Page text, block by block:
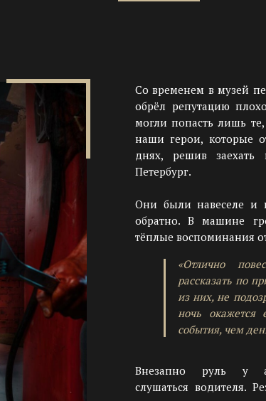
Со временем в музей
обрёл репутацию
могли попасть лишь
наши герои, которые
днях, решив
Петербург.
Они были навеселе и
обратно. В машине
тёплые воспоминания
Внезапно руль у
слушаться водителя.
«Отлично
рассказать по
из них, не
ночь окажется
события, чем